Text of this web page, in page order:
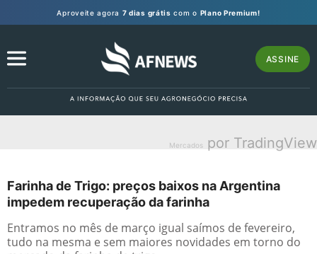
Aproveite agora 7 dias grátis com o Plano Premium!
ASSINE
Mercados por TradingView
Farinha de Trigo: preços baixos na Argentina
impedem recuperação da farinha
Entramos no mês de março igual saímos de fevereiro,
tudo na mesma e sem maiores novidades em torno do